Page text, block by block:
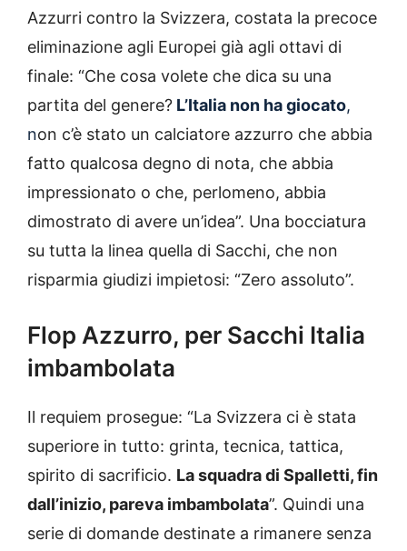
Azzurri contro la Svizzera, costata la precoce
eliminazione agli Europei già agli ottavi di
finale: “Che cosa volete che dica su una
partita del genere? L’Italia non ha giocato,
non c’è stato un calciatore azzurro che abbia
fatto qualcosa degno di nota, che abbia
impressionato o che, perlomeno, abbia
dimostrato di avere un’idea”. Una bocciatura
su tutta la linea quella di Sacchi, che non
risparmia giudizi impietosi: “Zero assoluto”.
Flop Azzurro, per Sacchi Italia
imbambolata
Il requiem prosegue: “La Svizzera ci è stata
superiore in tutto: grinta, tecnica, tattica,
spirito di sacrificio. La squadra di Spalletti, fin
dall’inizio, pareva imbambolata”. Quindi una
serie di domande destinate a rimanere senza